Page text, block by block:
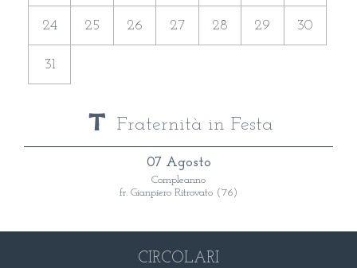
24 25 26 27 28 29 30
31
Fraternità in Festa
07 Agosto
Compleanno
fr. Gianpiero Ritrovato (‘76)
CIRCOLARI